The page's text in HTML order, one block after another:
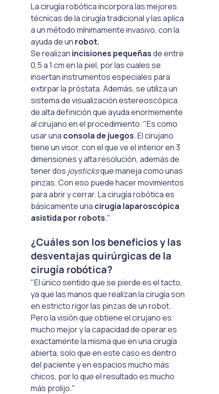
La cirugía robótica incorpora las mejores
técnicas de la cirugía tradicional y las aplica
a un método mínimamente invasivo, con la
ayuda de un robot.
Se realizan incisiones pequeñas de entre
0,5 a 1 cm en la piel, por las cuales se
insertan instrumentos especiales para
extirpar la próstata. Además, se utiliza un
sistema de visualización estereoscópica
de alta definición que ayuda enormemente
al cirujano en el procedimiento. "Es como
usar una consola de juegos. El cirujano
tiene un visor, con el que ve el interior en 3
dimensiones y alta resolución, además de
tener dos joysticks que maneja como unas
pinzas. Con eso puede hacer movimientos
para abrir y cerrar. La cirugía robótica es
básicamente una cirugía laparoscópica
asistida por robots."
¿Cuáles son los beneficios y las
desventajas quirúrgicas de la
cirugía robótica?
"El único sentido que se pierde es el tacto,
ya que las manos que realizan la cirugía son
en estricto rigor las pinzas de un robot.
Pero la visión que obtiene el cirujano es
mucho mejor y la capacidad de operar es
exactamente la misma que en una cirugía
abierta, solo que en este caso es dentro
del paciente y en espacios mucho más
chicos, por lo que el resultado es mucho
más prolijo."